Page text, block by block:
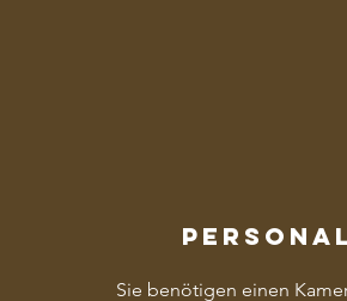
Sie benötigen einen